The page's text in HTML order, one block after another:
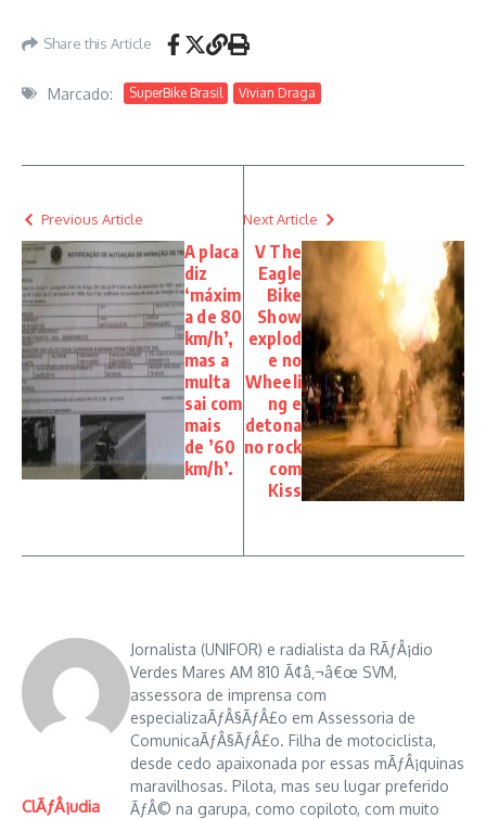
Share this Article
Marcado: SuperBike Brasil Vivian Draga
Previous Article
A placa
diz
‘máxim
a de 80
km/h’,
mas a
multa
sai com
mais
de ’60
km/h’.
Next Article
V The
Eagle
Bike
Show
explod
e no
Wheeli
ng e
detona
no rock
com
Kiss
ClÃƒÂ¡udia
Jornalista (UNIFOR) e radialista da RÃƒÂ¡dio
Verdes Mares AM 810 Ã¢â‚¬â€œ SVM,
assessora de imprensa com
especializaÃƒÂ§ÃƒÂ£o em Assessoria de
ComunicaÃƒÂ§ÃƒÂ£o. Filha de motociclista,
desde cedo apaixonada por essas mÃƒÂ¡quinas
maravilhosas. Pilota, mas seu lugar preferido
ÃƒÂ© na garupa, como copiloto, com muito